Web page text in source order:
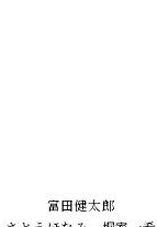
富田健太郎